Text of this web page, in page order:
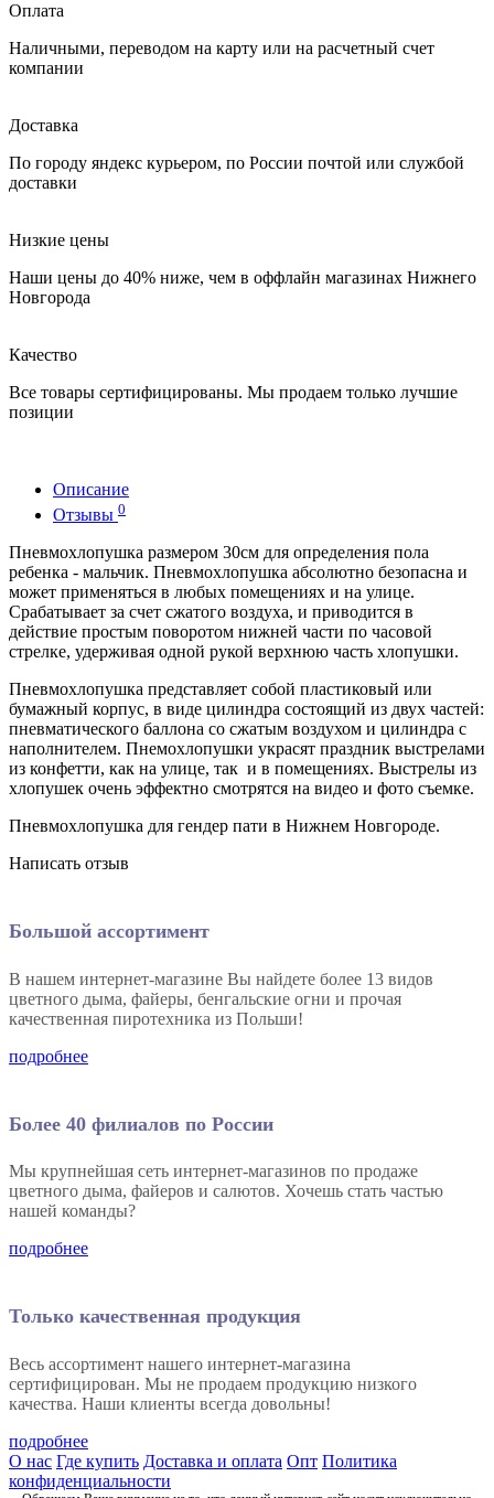
Оплата
Наличными, переводом на карту или на расчетный счет
компании
Доставка
По городу яндекс курьером, по России почтой или службой
доставки
Низкие цены
Наши цены до 40% ниже, чем в оффлайн магазинах Нижнего
Новгорода
Качество
Все товары сертифицированы. Мы продаем только лучшие
позиции
Описание
Отзывы 0
Пневмохлопушка размером 30см для определения пола
ребенка - мальчик. Пневмохлопушка абсолютно безопасна и
может применяться в любых помещениях и на улице.
Срабатывает за счет сжатого воздуха, и приводится в
действие простым поворотом нижней части по часовой
стрелке, удерживая одной рукой верхнюю часть хлопушки.
Пневмохлопушка представляет собой пластиковый или
бумажный корпус, в виде цилиндра состоящий из двух частей:
пневматического баллона со сжатым воздухом и цилиндра с
наполнителем. Пнемохлопушки украсят праздник выстрелами
из конфетти, как на улице, так и в помещениях. Выстрелы из
хлопушек очень эффектно смотрятся на видео и фото съемке.
Пневмохлопушка для гендер пати в Нижнем Новгороде.
Написать отзыв
Большой ассортимент
В нашем интернет-магазине Вы найдете более 13 видов
цветного дыма, файеры, бенгальские огни и прочая
качественная пиротехника из Польши!
подробнее
Более 40 филиалов по России
Мы крупнейшая сеть интернет-магазинов по продаже
цветного дыма, файеров и салютов. Хочешь стать частью
нашей команды?
подробнее
Только качественная продукция
Весь ассортимент нашего интернет-магазина
сертифицирован. Мы не продаем продукцию низкого
качества. Наши клиенты всегда довольны!
подробнее
О нас Где купить Доставка и оплата Опт Политика
конфиденциальности